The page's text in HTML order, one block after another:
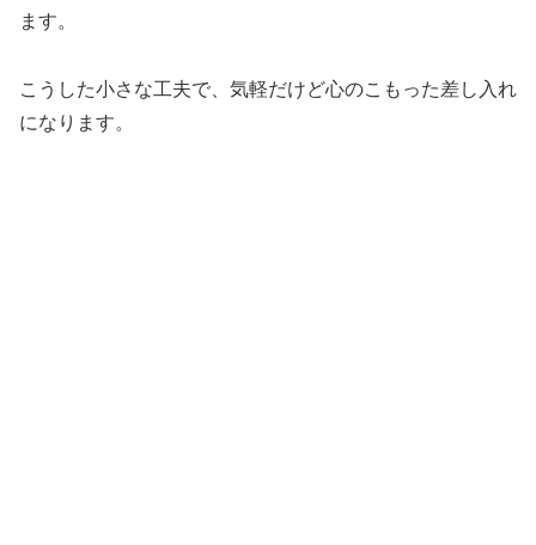
ます。
こうした小さな工夫で、気軽だけど心のこもった差し入れ
になります。